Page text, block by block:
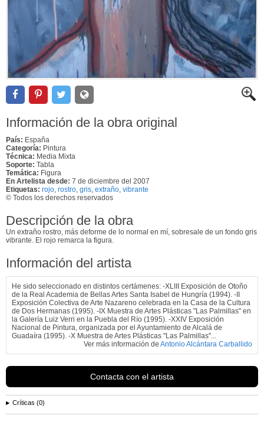
Información de la obra original
País: España
Categoría: Pintura
Técnica: Media Mixta
Soporte: Tabla
Temática: Figura
En Artelista desde: 7 de diciembre del 2007
Etiquetas: rojo rostro gris extraño vibrante
© Todos los derechos reservados
Descripción de la obra
Un extraño rostro, más deforme de lo normal en mí, sobresale de un fondo gris
vibrante. El rojo remarca la figura.
Información del artista
He sido seleccionado en distintos certámenes: -XLIII Exposición de Otoño
de la Real Academia de Bellas Artes Santa Isabel de Hungría (1994). -II
Exposición Colectiva de Arte Nazareno celebrada en la Casa de la Cultura
de Dos Hermanas (1995). -IX Muestra de Artes Plásticas "Las Palmillas" en
la Galería Luiz Verri en la Puebla del Río (1995). -XXIV Exposición
Nacional de Pintura, organizada por el Ayuntamiento de Alcalá de
Guadaíra (1995). -X Muestra de Artes Plásticas "Las Palmillas"...
Ver más información de Antonio Alcántara Carballido
Contacta con el artista
Críticas (0)